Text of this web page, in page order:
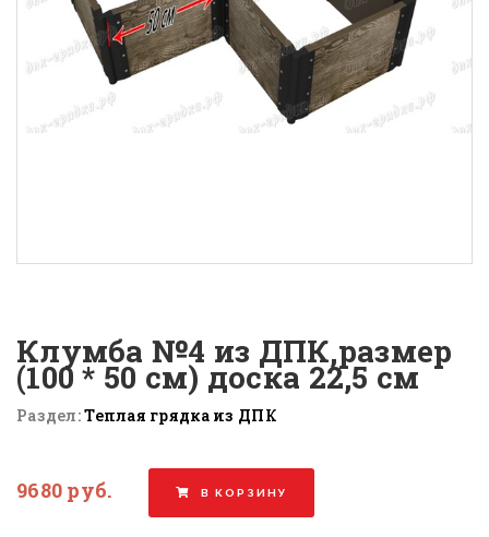
Клумба №4 из ДПК,размер
(100 * 50 см) доска 22,5 см
Раздел:Теплая грядка из ДПК
9680 руб. В КОРЗИНУ